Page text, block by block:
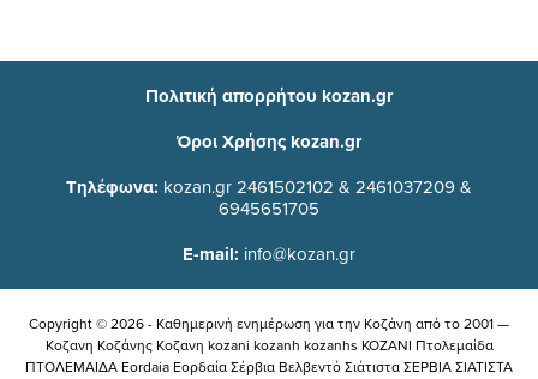
Πολιτική απορρήτου kozan.gr
Όροι Χρήσης kozan.gr
Τηλέφωνα: kozan.gr 2461502102 & 2461037209 &
6945651705
E-mail: info@kozan.gr
Copyright © 2026 - Καθημερινή ενημέρωση για την Kοζάνη από το 2001 —
Κοζανη Κοζάνης Κοζανη kozani kozanh kozanhs KOZANI Πτολεμαίδα
ΠΤΟΛΕΜΑΙΔΑ Eordaia Εορδαία Σέρβια Βελβεντό Σιάτιστα ΣΕΡΒΙΑ ΣΙΑΤΙΣΤΑ